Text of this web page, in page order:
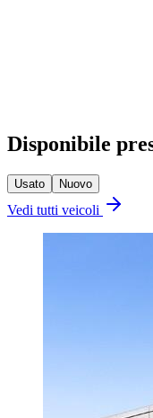
Disponibile
Usato Nuovo
Vedi tutti veicoli